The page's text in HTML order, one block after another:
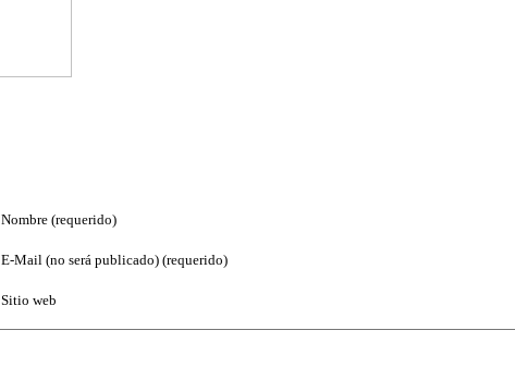
Nombre (requerido)
E-Mail (no será publicado) (requerido)
Sitio web